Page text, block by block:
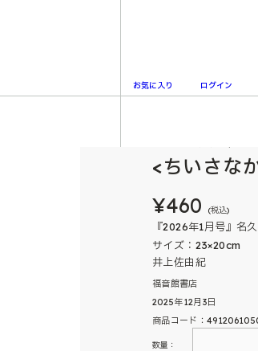
お気に入り ログイン
<ちいさな
¥460 (税込)
『2026年1月号』名
サイズ：23×20cm
井上佐由紀
福音館書店
2025年12月3日
商品コード：
数量：